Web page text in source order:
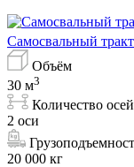
Самосвальный
Объём
30 м3
Количество осей
2 оси
20 000 кг